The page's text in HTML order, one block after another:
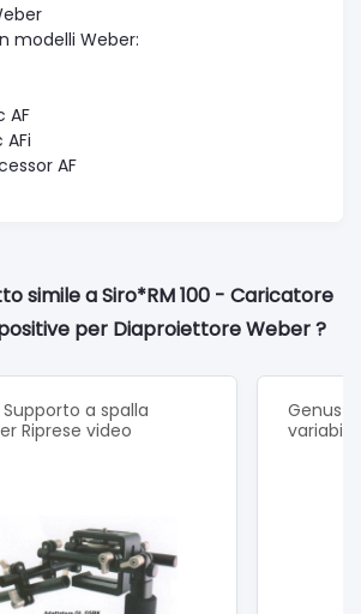
modelli Weber:
AF
AF
simile a Siro*RM 100 - Caricatore
per Diaproiettore Weber ?
Supporto a spalla
Riprese video
Genus
variabile